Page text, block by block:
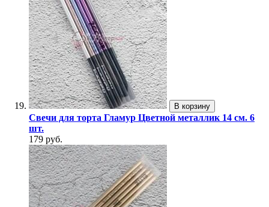
В корзину
Свечи для торта Гламур Цветной металлик 14 см. 6
шт.
179 руб.